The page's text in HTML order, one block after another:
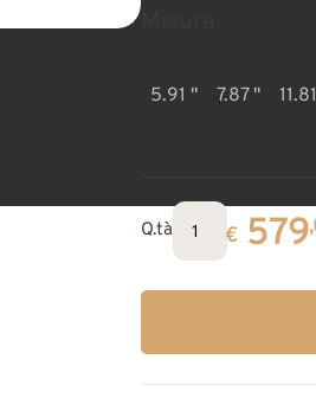
5.91 " 7.87 "
Q.tà € 579